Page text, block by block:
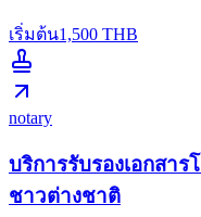
เริ่มต้น1,500 THB
notary
บริการรับรองเอกสา
ชาวต่างชาติ